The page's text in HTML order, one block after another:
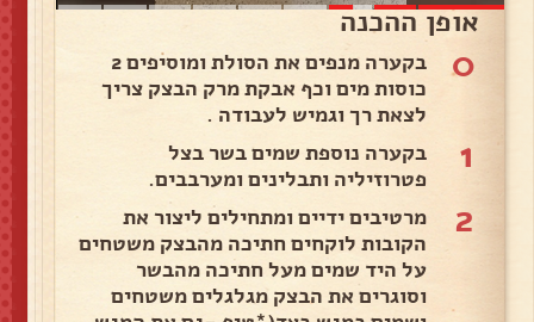
אופן ההכנה
0
בקערה מנפים את הסולת ומוסיפים 2
כוסות מים וכף אבקת מרק הבצק צריך
לצאת רך וגמיש לעבודה .
1
בקערה נוספת שמים בשר בצל
פטרוזיליה ותבלינים ומערבבים.
2
מרטיבים ידיים ומתחילים ליצור את
הקובות לוקחים חתיכה מהבצק משטחים
על היד שמים מעל חתיכה מהבשר
וסוגרים את הבצק מגלגלים משטחים